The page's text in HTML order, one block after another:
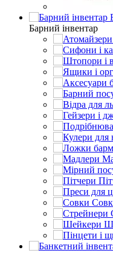
Барний інвентар